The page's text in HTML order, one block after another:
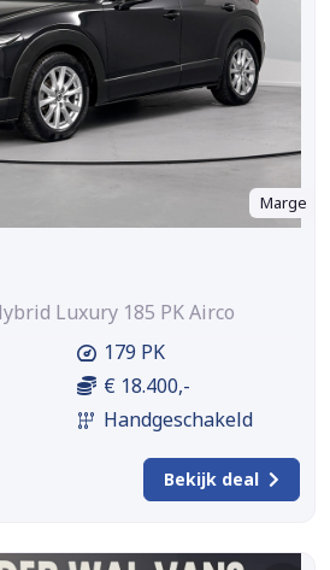
Marge
Luxury 185 PK Airco
179 PK
€ 18.400,-
Handgeschakeld
Bekijk deal